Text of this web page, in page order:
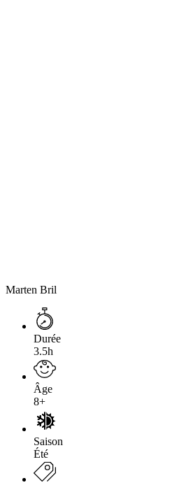
Marten Bril
Durée
3.5h
Âge
8+
Saison
Été